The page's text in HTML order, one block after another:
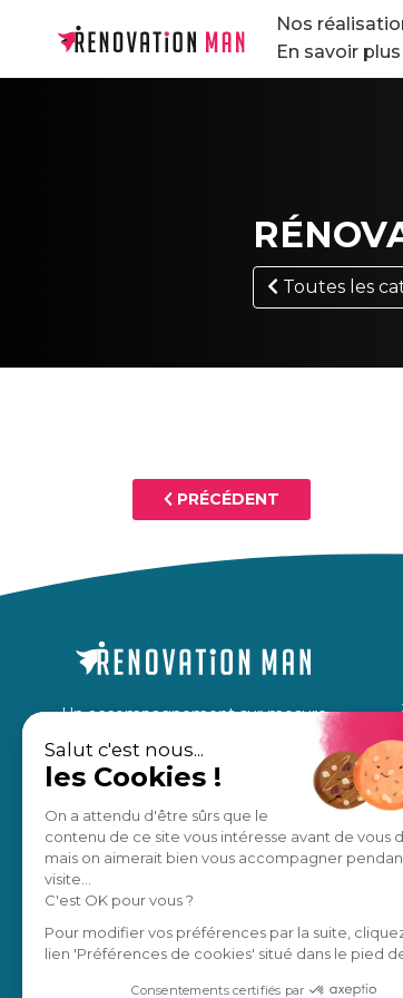
Salut c'est nous...
les Cookies !
On a attendu d'être sûrs que le
contenu de ce site vous intéresse avant de vous
mais on aimerait bien vous accompagner
visite...
C'est OK pour vous ?
Pour modifier vos préférences par la suite,
lien 'Préférences de cookies' situé dans le pied
Consentements certifiés par
Nos
En savoir plus
Toutes les
PRÉCÉDENT
Un accompagnement sur mesure,
pour des travaux en toute sérénité.
Estimation gratuite
Je suis un pro